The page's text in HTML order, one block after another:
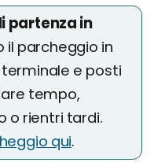
partenza in
il parcheggio in
e posti
tempo,
o rientri tardi.
qui.